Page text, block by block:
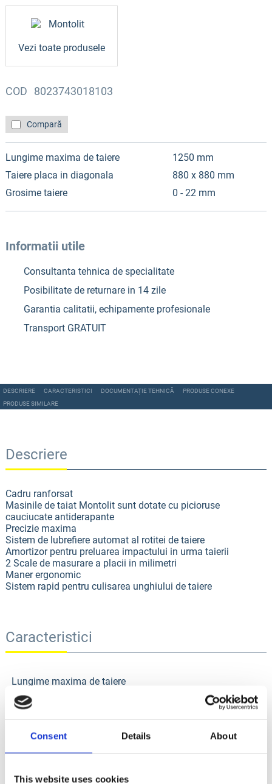
Consent Details About
This website uses cookies
Compară
Lungime maxima de taiere
1250 mm
Taiere placa in diagonala
880 x 880 mm
Grosime taiere
0 - 22 mm
Informatii utile
Consultanta tehnica de specialitate
Posibilitate de returnare in 14 zile
Garantia calitatii, echipamente profesionale
Transport GRATUIT
COD 8023743018103
Vezi toate produsele
DESCRIERE CARACTERISTICI DOCUMENTAȚIE TEHNICĂ
PRODUSE CONEXE
PRODUSE SIMILARE
Descriere
Cadru ranforsat
Masinile de taiat Montolit sunt dotate cu picioruse
cauciucate antiderapante
Precizie maxima
Sistem de lubrefiere automat al rotitei de taiere
Amortizor pentru preluarea impactului in urma taierii
2 Scale de masurare a placii in milimetri
Maner ergonomic
Sistem rapid pentru culisarea unghiului de taiere
Caracteristici
Lungime maxima de taiere
1250 mm
Grosime taiere